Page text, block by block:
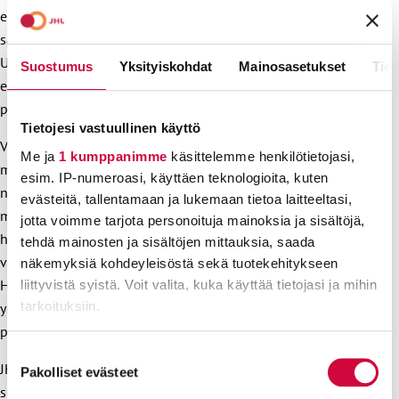
Suostumus Yksityiskohdat Mainosasetukset
Tietojesi vastuullinen käyttö
Me ja 1 kumppanimme käsittelemme henkilötietojasi,
esim. IP-numeroasi, käyttäen teknologioita, kuten
evästeitä, tallentamaan ja lukemaan tietoa laitteeltasi,
jotta voimme tarjota personoituja mainoksia ja sisältöjä,
tehdä mainosten ja sisältöjen mittauksia, saada
näkemyksiä kohdeyleisöstä sekä tuotekehitykseen
liittyvistä syistä. Voit valita, kuka käyttää tietojasi ja mihin
tarkoituksiin.
voit määrittää asetuksesi
. Voit muuttaa
valinta
Pakolliset evästeet
erillisratkaisu tarkoittaisi erikoissairaanhoitopiiri HUS:in
säilyttämistä kokonaisena. Oli ratkaisu kumpi tahansa, tulee
Uudellamaalla varmistaa riittävä demokraattinen alueellinen
edustus, jossa huomioidaan myös keskisuurten ja
pienempien kuntien äänen kuuluminen.
Vaikka kuntatalouden kuva kuluvana vuonna on synkkä, on
maan hallitusohjelmassa julkisten palveluiden
näkökulmasta monia hyviä asioita. Palveluihin satsataan
mm. säätämällä hoivamitoituksesta ympärivuorokautisen
hoivan yksiköissä, palauttamalla subjektiivinen
varhaiskasvatusoikeus sekä pienentämällä ryhmäkokoja.
Hallitusohjelmassa on useita kirjauksia myös yritysten
yhteiskuntavastuun lisäämisestä julkisessa
palvelutuotannossa.
JHL:n tavoitteena on, että tuleva hallitus parantaa
suomalaista työelämää lainsäädännön kautta. Vastuu